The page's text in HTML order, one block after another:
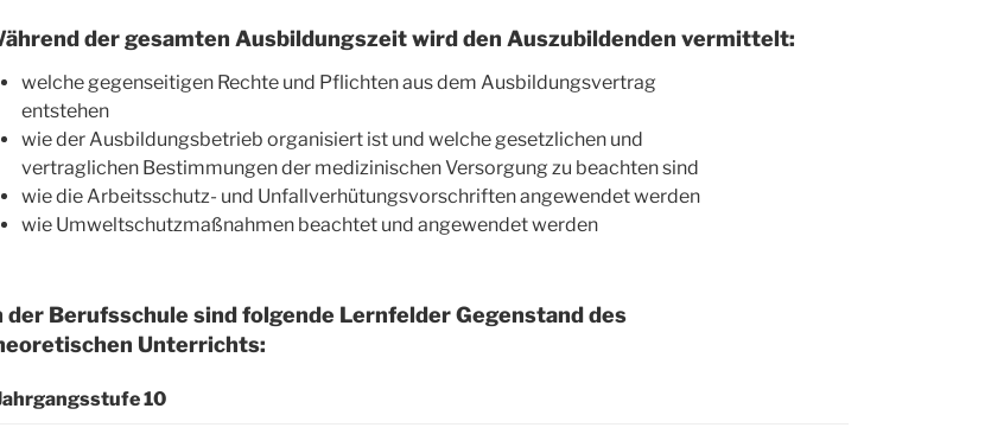
der gesamten Ausbildungszeit wird den Auszubildenden vermittelt:
welche gegenseitigen Rechte und Pflichten aus dem Ausbildungsvertrag
entstehen
wie der Ausbildungsbetrieb organisiert ist und welche gesetzlichen und
vertraglichen Bestimmungen der medizinischen Versorgung zu beachten sind
wie die Arbeitsschutz- und Unfallverhütungsvorschriften angewendet werden
wie Umweltschutzmaßnahmen beachtet und angewendet werden
der Berufsschule sind folgende Lernfelder Gegenstand des
Unterrichts:
10